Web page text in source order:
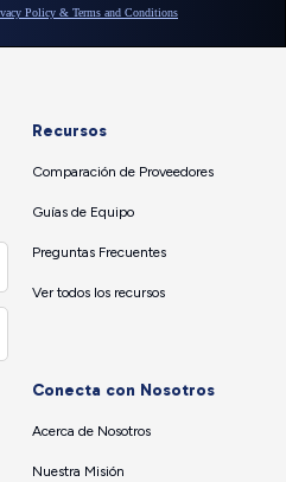
Recursos
Comparación de Proveedores
Guías de Equipo
Preguntas Frecuentes
Ver todos los recursos
Conecta con Nosotros
Acerca de Nosotros
Nuestra Misión